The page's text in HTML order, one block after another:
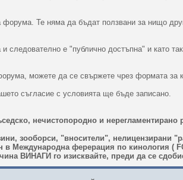
Те няма да бъдат ползвани за нищо
следователно е "публично достъпна" и като
можете да се свържете чрез формата за
съгласие с условията ще бъде записано.
нечистопородно и нерегламентирано
зооборси, "вносители", нелицензирани
в Международна ферерация по кинология (
ВИНАГИ го изисквайте, преди да се